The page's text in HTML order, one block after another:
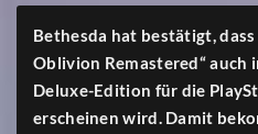
Bethesda hat bestätigt, dass
Oblivion Remastered“ auch
Deluxe-Edition für die
erscheinen wird. Damit